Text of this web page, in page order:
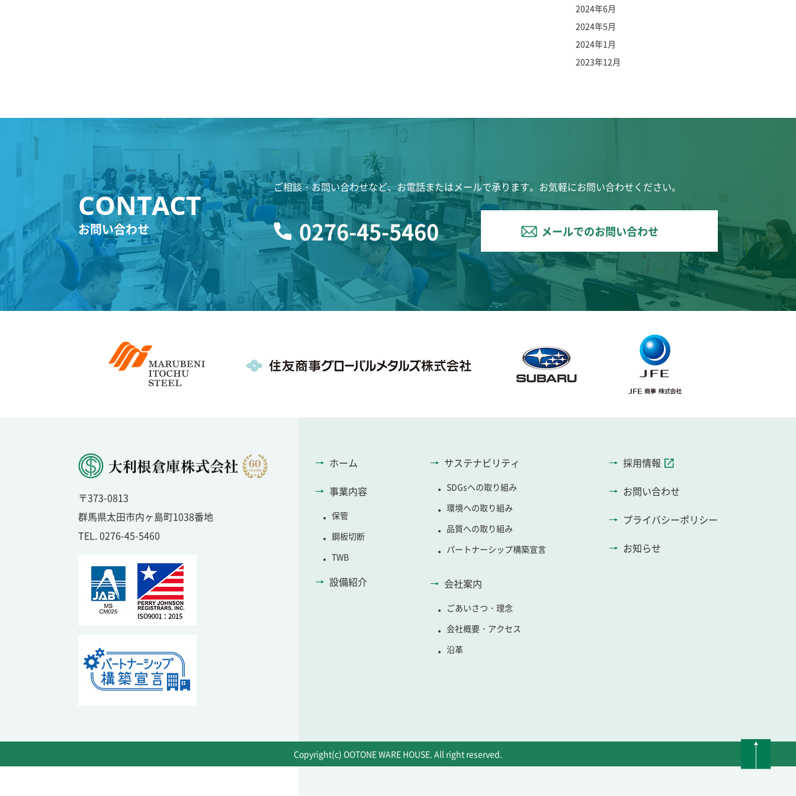
2024年6月
2024年5月
2024年1月
2023年12月
お問い合わせ
ご相談・お問い合わせなど、お電話またはメールで承ります。お気軽にお問い合わせください。
0276-45-5460 メールでのお問い合わせ
〒373-0813
群馬県太田市内ヶ島町1038番地
TEL. 0276-45-5460
ホーム
事業内容
保管
鋼板切断
TWB
設備紹介
サステナビリティ
SDGsへの取り組み
環境への取り組み
品質への取り組み
パートナーシップ構築宣言
会社案内
ごあいさつ・理念
会社概要・アクセス
沿革
採用情報
お問い合わせ
プライバシーポリシー
お知らせ
Copyright(c) OOTONE WARE HOUSE. All right reserved.